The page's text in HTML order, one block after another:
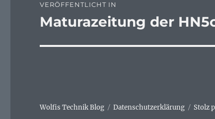
VERÖFFENTLICHT IN
Maturazeitung der
Wolfis Technik Blog Datenschutzerklärung Stolz